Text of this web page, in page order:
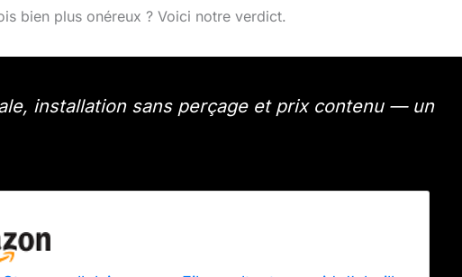
bien plus onéreux ? Voici notre verdict.
installation sans perçage et prix contenu — un